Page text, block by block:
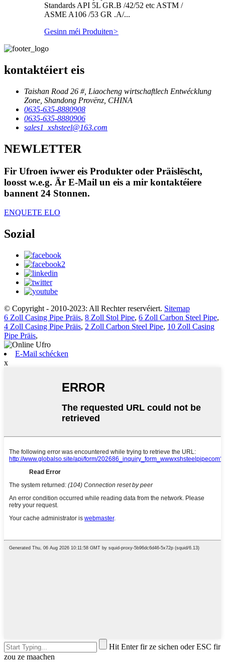
Standards API 5L GR.B /42/52 etc ASTM /
ASME A106 /53 GR .A/...
Gesinn méi Produiten>
kontaktéiert eis
Taishan Road 26 #, Liaocheng wirtschaftlech Entwécklung
Zone, Shandong Provënz, CHINA
0635-635-8880908
0635-635-8880906
sales1_xshsteel@163.com
NEWLETTER
Fir Ufroen iwwer eis Produkter oder Präislëscht,
loosst w.e.g. Är E-Mail un eis a mir kontaktéiere
bannent 24 Stonnen.
ENQUETE ELO
Sozial
© Copyright - 2010-2023: All Rechter reservéiert. Sitemap
6 Zoll Casing Pipe Präis, 8 Zoll Stol Pipe, 6 Zoll Carbon Steel Pipe,
4 Zoll Casing Pipe Präis, 2 Zoll Carbon Steel Pipe, 10 Zoll Casing
Pipe Präis,
E-Mail schécken
x
Hit Enter fir ze sichen oder ESC fir
zou ze maachen